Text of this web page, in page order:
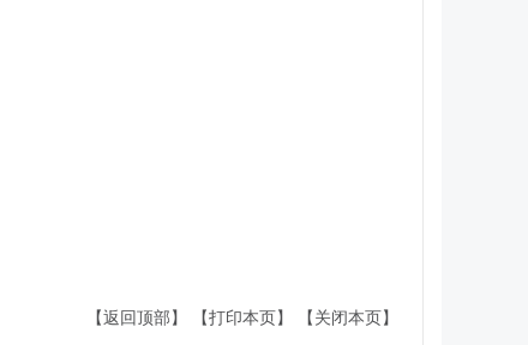
【返回顶部】
【打印本页】 【关闭本页】